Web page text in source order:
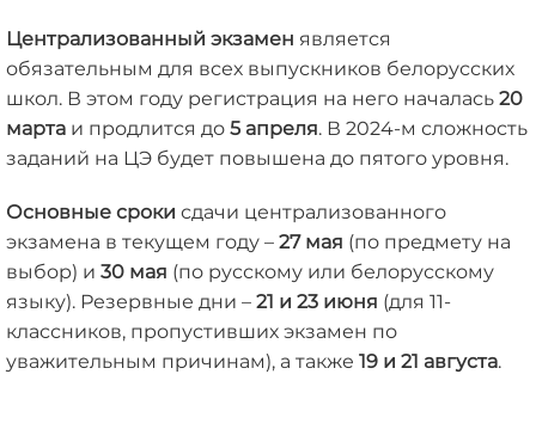
Централизованный экзамен является
обязательным для всех выпускников белорусских
школ. В этом году регистрация на него началась 20
марта и продлится до 5 апреля. В 2024-м сложность
заданий на ЦЭ будет повышена до пятого уровня.
Основные сроки сдачи централизованного
экзамена в текущем году – 27 мая (по предмету на
выбор) и 30 мая (по русскому или белорусскому
языку). Резервные дни – 21 и 23 июня (для 11-
классников, пропустивших экзамен по
уважительным причинам), а также 19 и 21 августа.